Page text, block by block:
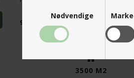
Nødvendige
9.639,00
3500 M2